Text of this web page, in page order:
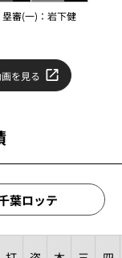
塁審(一)： 岩下健
を見る
葉ロッテ